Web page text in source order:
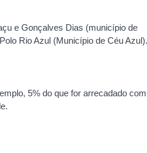
e Gonçalves Dias (município de
Rio Azul (Município de Céu Azul).
5% do que for arrecadado